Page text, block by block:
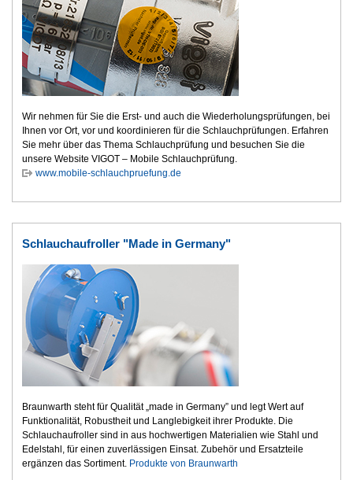
Wir nehmen für Sie die Erst- und auch die Wiederholungsprüfungen, bei
Ihnen vor Ort, vor und koordinieren für die Schlauchprüfungen. Erfahren
Sie mehr über das Thema Schlauchprüfung und besuchen Sie die
unsere Website VIGOT – Mobile Schlauchprüfung.
www.mobile-schlauchpruefung.de
Schlauchaufroller "Made in Germany"
Braunwarth steht für Qualität „made in Germany” und legt Wert auf
Funktionalität, Robustheit und Langlebigkeit ihrer Produkte. Die
Schlauchaufroller sind in aus hochwertigen Materialien wie Stahl und
Edelstahl, für einen zuverlässigen Einsat. Zubehör und Ersatzteile
ergänzen das Sortiment. Produkte von Braunwarth